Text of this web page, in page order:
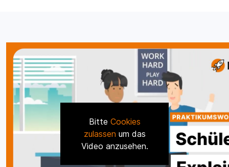
Bitte Cookies
zulassen um das
Video anzusehen.